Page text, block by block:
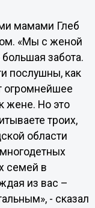
мамами Глеб
«Мы с женой
забота.
послушны, как
огромнейшее
жене. Но это
троих,
области
семей в
из вас –
- сказал